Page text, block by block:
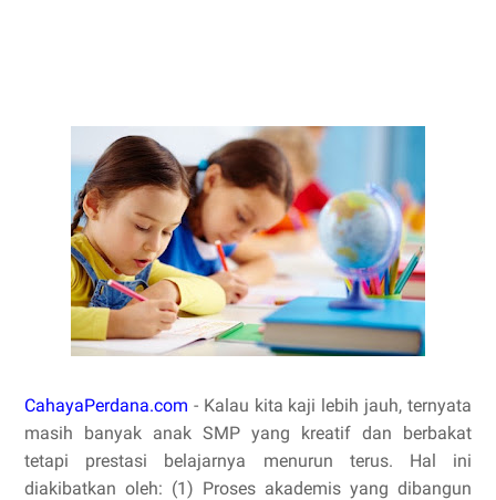
CahayaPerdana.com - Kalau kita kaji lebih jauh, ternyata
masih banyak anak SMP yang kreatif dan berbakat
tetapi prestasi belajarnya menurun terus. Hal ini
diakibatkan oleh: (1) Proses akademis yang dibangun